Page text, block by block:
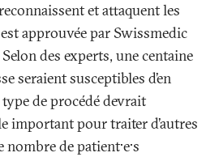
et attaquent les
approuvée par Swissmedic
des experts, une centaine
seraient susceptibles d’en
de procédé devrait
important pour traiter d’autres
de patient·e·s